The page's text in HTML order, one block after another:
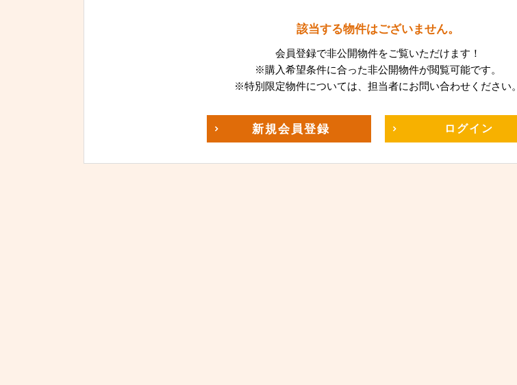
該当する物件はございません。
会員登録で非公開物件をご覧いただけます！
※購入希望条件に合った非公開物件が閲覧可能です。
※特別限定物件については、担当者にお問い合わせください。
新規会員登録 ログイン